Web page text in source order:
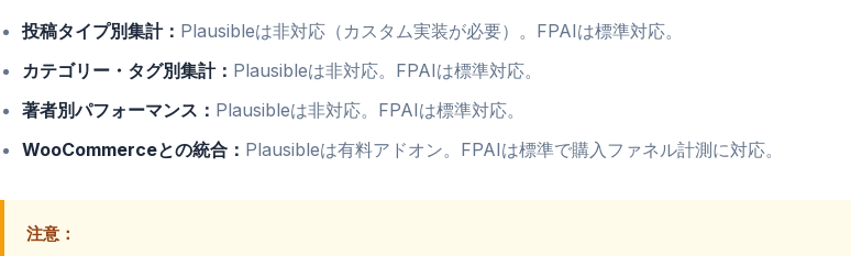
投稿タイプ別集計： Plausibleは非対応（カスタム実装が必要）。FPAIは標準対応。
カテゴリー・タグ別集計： Plausibleは非対応。FPAIは標準対応。
著者別パフォーマンス： Plausibleは非対応。FPAIは標準対応。
WooCommerceとの統合： Plausibleは有料アドオン。FPAIは標準で購入ファネル計測に対応。
注意：